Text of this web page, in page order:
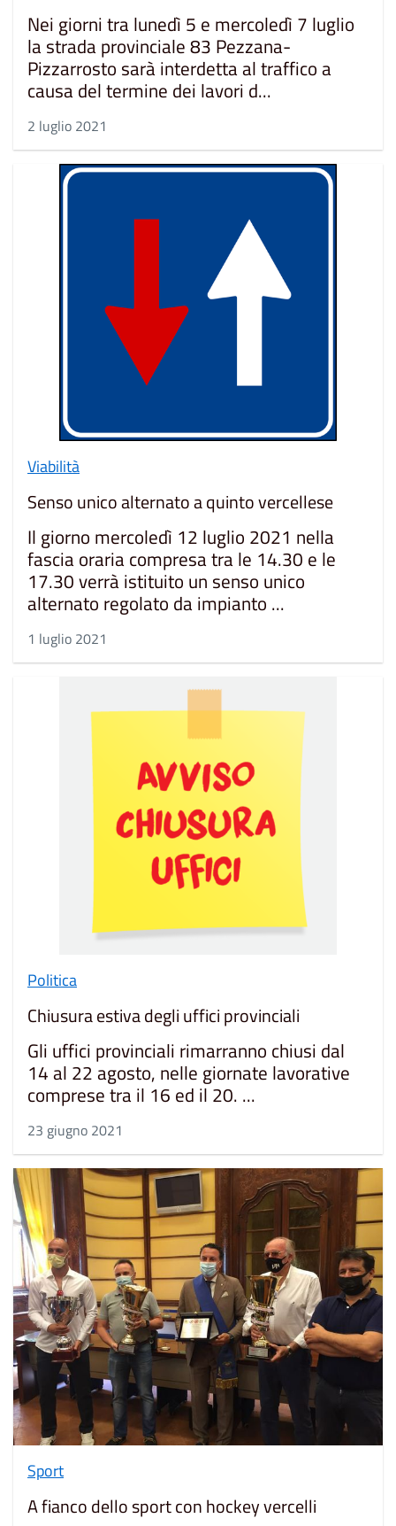
Nei giorni tra lunedì 5 e mercoledì 7 luglio
la strada provinciale 83 Pezzana-
Pizzarrosto sarà interdetta al traffico a
causa del termine dei lavori d...
2 luglio 2021
Viabilità
Senso unico alternato a quinto vercellese
Il giorno mercoledì 12 luglio 2021 nella
fascia oraria compresa tra le 14.30 e le
17.30 verrà istituito un senso unico
alternato regolato da impianto ...
1 luglio 2021
Politica
Chiusura estiva degli uffici provinciali
Gli uffici provinciali rimarranno chiusi dal
14 al 22 agosto, nelle giornate lavorative
comprese tra il 16 ed il 20. ...
23 giugno 2021
Sport
A fianco dello sport con hockey vercelli